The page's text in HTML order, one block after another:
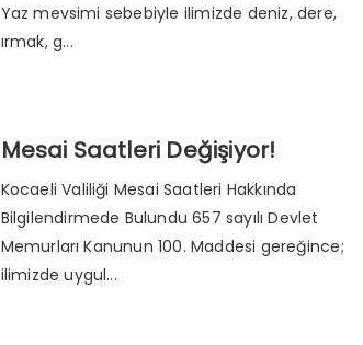
Yaz mevsimi sebebiyle ilimizde deniz, dere,
ırmak, g...
Mesai Saatleri Değişiyor!
Kocaeli Valiliği Mesai Saatleri Hakkında
Bilgilendirmede Bulundu 657 sayılı Devlet
Memurları Kanunun 100. Maddesi gereğince;
ilimizde uygul...